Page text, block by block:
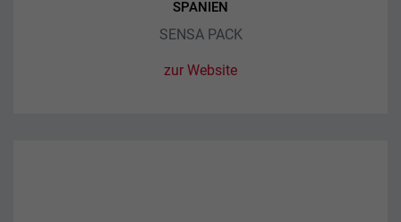
SPANIEN
SENSA PACK
zur Website